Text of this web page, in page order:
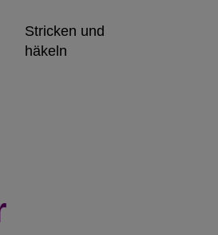
Stricken und
häkeln